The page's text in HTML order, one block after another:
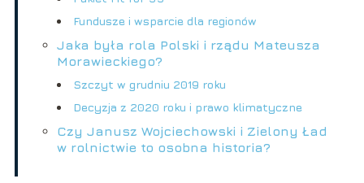
Fundusze i wsparcie dla regionów
Jaka była rola Polski i rządu Mateusza
Morawieckiego?
Szczyt w grudniu 2019 roku
Decyzja z 2020 roku i prawo klimatyczne
Czy Janusz Wojciechowski i Zielony Ład
w rolnictwie to osobna historia?